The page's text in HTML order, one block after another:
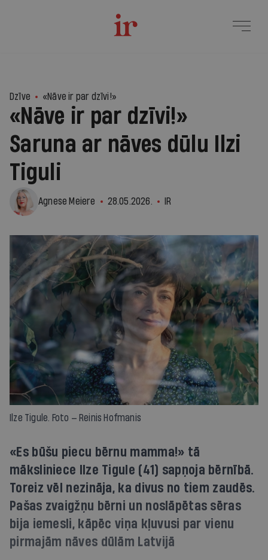
Dzīve «Nāve ir par dzīvi!»
«Nāve ir par dzīvi!»
Saruna ar nāves dūlu Ilzi
Tiguli
Agnese Meiere 28.05.2026. IR
Ilze Tigule. Foto — Reinis Hofmanis
«Es būšu piecu bērnu mamma!» tā
māksliniece Ilze Tigule (41) sapņoja bērnībā.
Toreiz vēl nezināja, ka divus no tiem zaudēs.
Pašas zvaigžņu bērni un noslāpētas sēras
bija iemesli, kāpēc viņa kļuvusi par vienu
pirmajām nāves dūlām Latvijā